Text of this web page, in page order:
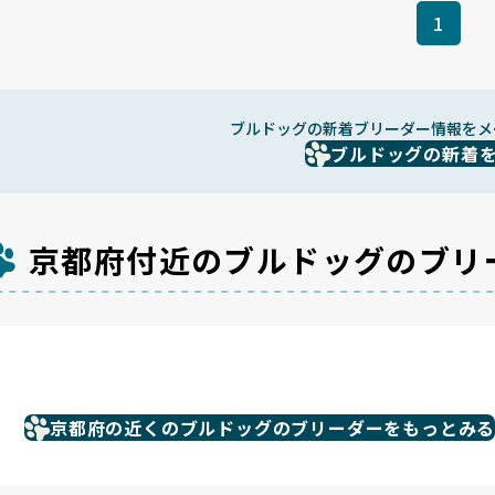
1
ブルドッグの新着ブリーダー情報を
ブルドッグの新着
京都府付近のブルドッグのブ
京都府の近くのブルドッグのブリーダーをもっとみる